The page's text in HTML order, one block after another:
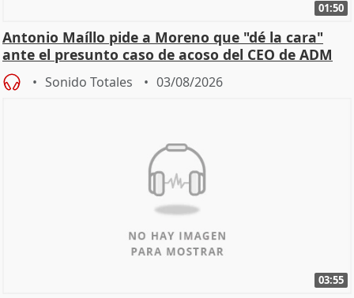
01:50
Antonio Maíllo pide a Moreno que "dé la cara"
ante el presunto caso de acoso del CEO de ADM
Sonido Totales 03/08/2026
03:55